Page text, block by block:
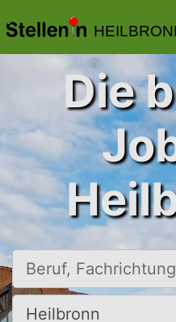
Die
Beruf, Fachrichtung, Firma
Ort, Stadt